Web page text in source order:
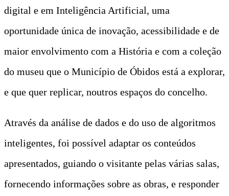
digital e em Inteligência Artificial, uma
oportunidade única de inovação, acessibilidade e de
maior envolvimento com a História e com a coleção
do museu que o Município de Óbidos está a explorar,
e que quer replicar, noutros espaços do concelho.
Através da análise de dados e do uso de algoritmos
inteligentes, foi possível adaptar os conteúdos
apresentados, guiando o visitante pelas várias salas,
fornecendo informações sobre as obras, e responder